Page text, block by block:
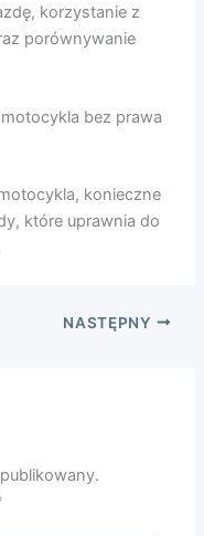
korzystanie z
porównywanie
bez prawa
konieczne
które uprawnia do
NASTĘPNY